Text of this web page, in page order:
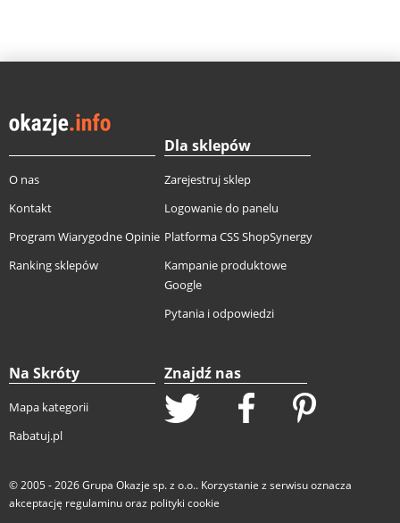
O nas
Kontakt
Program Wiarygodne Opinie
Ranking sklepów
Dla sklepów
Zarejestruj sklep
Logowanie do panelu
Platforma CSS ShopSynergy
Kampanie produktowe
Google
Pytania i odpowiedzi
Na Skróty
Mapa kategorii
Rabatuj.pl
Znajdź nas
© 2005 - 2026Grupa Okazje sp. z o.o.. Korzystanie z serwisu oznacza
akceptację regulaminuoraz polityki cookie